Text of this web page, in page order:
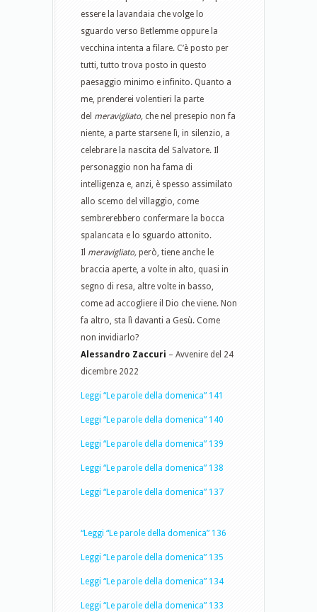
essere la lavandaia che volge lo
sguardo verso Betlemme oppure la
vecchina intenta a filare. C’è posto per
tutti, tutto trova posto in questo
paesaggio minimo e infinito. Quanto a
me, prenderei volentieri la parte
del meravigliato, che nel presepio non fa
niente, a parte starsene lì, in silenzio, a
celebrare la nascita del Salvatore. Il
personaggio non ha fama di
intelligenza e, anzi, è spesso assimilato
allo scemo del villaggio, come
sembrerebbero confermare la bocca
spalancata e lo sguardo attonito.
Il meravigliato, però, tiene anche le
braccia aperte, a volte in alto, quasi in
segno di resa, altre volte in basso,
come ad accogliere il Dio che viene. Non
fa altro, sta lì davanti a Gesù. Come
non invidiarlo?
Alessandro Zaccuri – Avvenire del 24
dicembre 2022
Leggi “Le parole della domenica” 141
Leggi “Le parole della domenica” 140
Leggi “Le parole della domenica” 139
Leggi “Le parole della domenica” 138
Leggi “Le parole della domenica” 137
“Leggi “Le parole della domenica” 136
Leggi “Le parole della domenica” 135
Leggi “Le parole della domenica” 134
Leggi “Le parole della domenica” 133